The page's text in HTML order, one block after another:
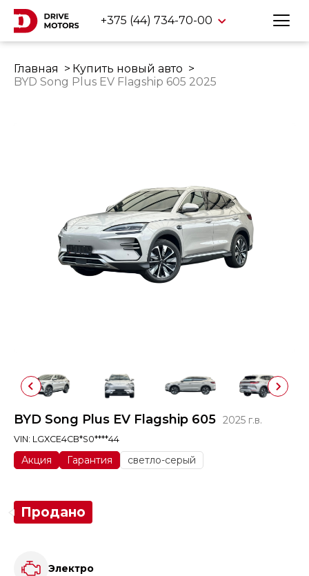
+375 (44) 734-70-00
Главная
Купить новый авто
BYD Song Plus EV Flagship 605 2025
BYD Song Plus EV Flagship 605 2025 г.в.
VIN: LGXCE4CB*S0****44
Акция Гарантия cветло-серый
Продано
Электро